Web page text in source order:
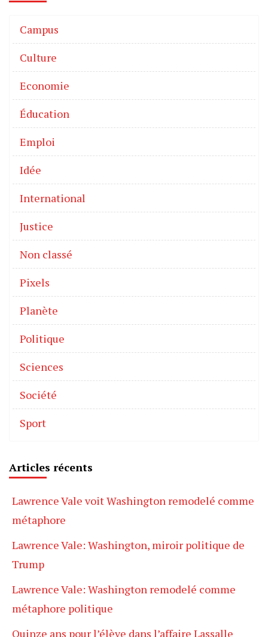
Campus
Culture
Economie
Éducation
Emploi
Idée
International
Justice
Non classé
Pixels
Planète
Politique
Sciences
Société
Sport
Articles récents
Lawrence Vale voit Washington remodelé comme
métaphore
Lawrence Vale: Washington, miroir politique de
Trump
Lawrence Vale: Washington remodelé comme
métaphore politique
Quinze ans pour l’élève dans l’affaire Lassalle